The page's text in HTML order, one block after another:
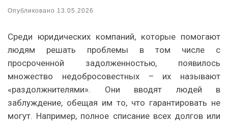
Опубликовано 13.05.2026
Среди юридических компаний, которые помогают
людям решать проблемы в том числе с
просроченной задолженностью, появилось
множество недобросовестных – их называют
«раздолжнителями». Они вводят людей в
заблуждение, обещая им то, что гарантировать не
могут. Например, полное списание всех долгов или